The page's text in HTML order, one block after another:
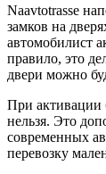
Naavtotrasse
замков на
автомобилист
правило, это
двери можно
При активации
нельзя. Это
современных
перевозку